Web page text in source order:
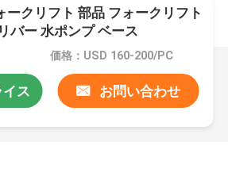
ークリフト 部品 フォークリフト
バー 水ポンプ ベース
価格：USD 160-200/PC
ス お問い合わせ